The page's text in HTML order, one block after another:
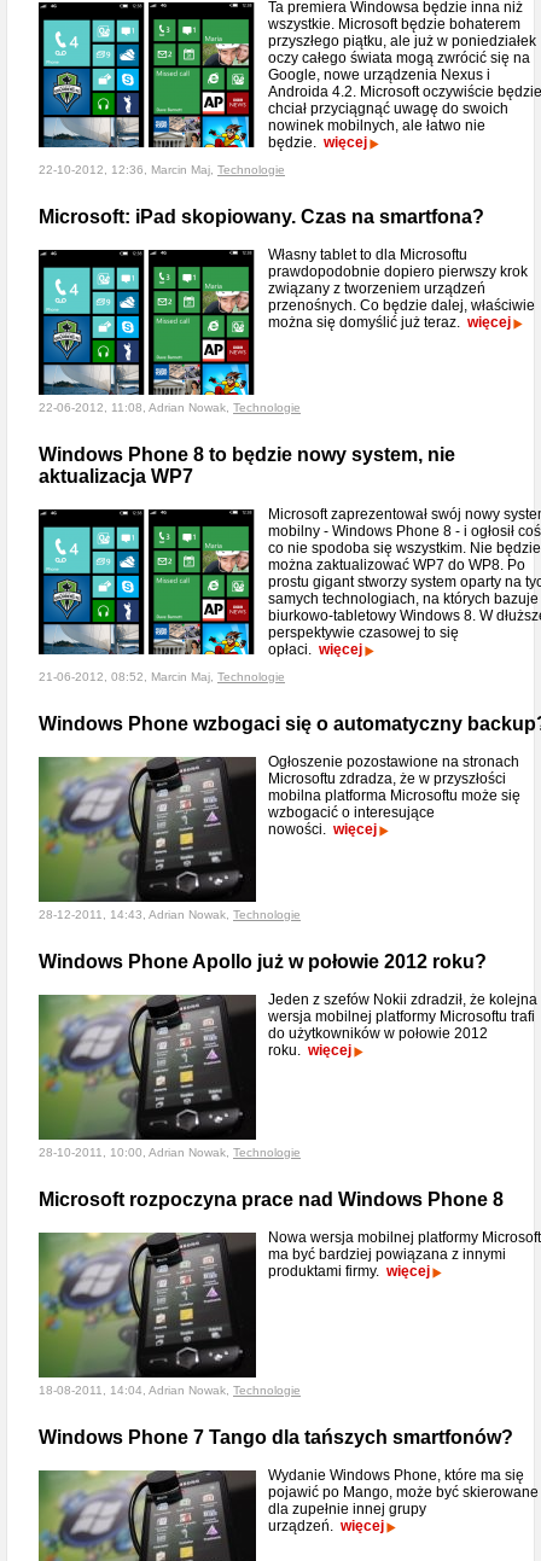
Ta premiera Windowsa będzie inna niż
wszystkie. Microsoft będzie bohaterem
przyszłego piątku, ale już w poniedziałek
oczy całego świata mogą zwrócić się na
Google, nowe urządzenia Nexus i
Androida 4.2. Microsoft oczywiście będzie
chciał przyciągnąć uwagę do swoich
nowinek mobilnych, ale łatwo nie
będzie. więcej
22-10-2012, 12:36, Marcin Maj, Technologie
Microsoft: iPad skopiowany. Czas na smartfona?
Własny tablet to dla Microsoftu
prawdopodobnie dopiero pierwszy krok
związany z tworzeniem urządzeń
przenośnych. Co będzie dalej, właściwie
można się domyślić już teraz. więcej
22-06-2012, 11:08, Adrian Nowak, Technologie
Windows Phone 8 to będzie nowy system, nie
aktualizacja WP7
Microsoft zaprezentował swój nowy
mobilny - Windows Phone 8 - i ogłosił
co nie spodoba się wszystkim. Nie będzie
można zaktualizować WP7 do WP8. Po
prostu gigant stworzy system oparty na
samych technologiach, na których bazuje
biurkowo-tabletowy Windows 8. W
perspektywie czasowej to się
opłaci. więcej
21-06-2012, 08:52, Marcin Maj, Technologie
Windows Phone wzbogaci się o automatyczny
Ogłoszenie pozostawione na stronach
Microsoftu zdradza, że w przyszłości
mobilna platforma Microsoftu może się
wzbogacić o interesujące
nowości. więcej
28-12-2011, 14:43, Adrian Nowak, Technologie
Windows Phone Apollo już w połowie 2012 roku?
Jeden z szefów Nokii zdradził, że kolejna
wersja mobilnej platformy Microsoftu trafi
do użytkowników w połowie 2012
roku. więcej
28-10-2011, 10:00, Adrian Nowak, Technologie
Microsoft rozpoczyna prace nad Windows Phone 8
Nowa wersja mobilnej platformy
ma być bardziej powiązana z innymi
produktami firmy. więcej
18-08-2011, 14:04, Adrian Nowak, Technologie
Windows Phone 7 Tango dla tańszych smartfonów?
Wydanie Windows Phone, które ma się
pojawić po Mango, może być skierowane
dla zupełnie innej grupy
urządzeń. więcej